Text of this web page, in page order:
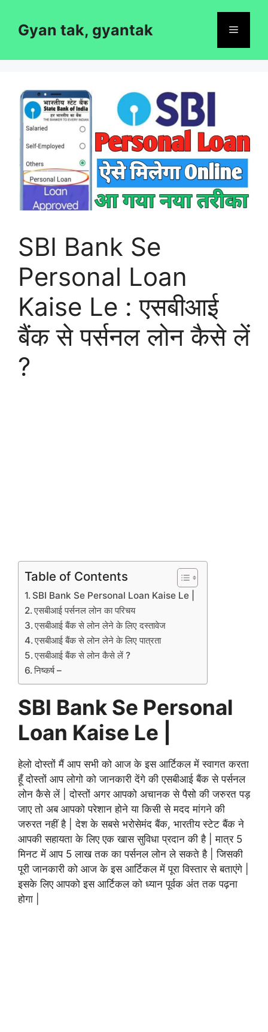
contentGyan tak, gyantak Menu
SBI Bank Se
Personal Loan
Kaise Le : एसबीआई
बैंक से पर्सनल लोन कैसे लें
?
Table of Contents
SBI Bank Se Personal Loan Kaise Le |
एसबीआई पर्सनल लोन का परिचय
एसबीआई बैंक से लोन लेने के लिए दस्तावेज
एसबीआई बैंक से लोन लेने के लिए पात्रता
एसबीआई बैंक से लोन कैसे लें ?
निष्कर्ष –
SBI Bank Se Personal
Loan Kaise Le |
हेलो दोस्तों मैं आप सभी को आज के इस आर्टिकल में स्वागत करता
हूँ दोस्तों आप लोगो को जानकारी देंगे की एसबीआई बैंक से पर्सनल
लोन कैसे लें | दोस्तों अगर आपको अचानक से पैसो की जरुरत पड़
जाए तो अब आपको परेशान होने या किसी से मदद मांगने की
जरुरत नहीं है | देश के सबसे भरोसेमंद बैंक, भारतीय स्टेट बैंक ने
आपकी सहायता के लिए एक खास सुविधा प्रदान की है | मात्र 5
मिनट में आप 5 लाख तक का पर्सनल लोन ले सकते है | जिसकी
पूरी जानकारी को आज के इस आर्टिकल में पूरा विस्तार से बताएंगे |
इसके लिए आपको इस आर्टिकल को ध्यान पूर्वक अंत तक पढ़ना
होगा |